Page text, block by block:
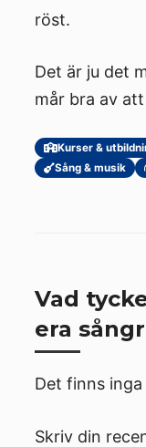
röst.
Det är ju det
mår bra av
Kurser &
Sång & musik
Vad
era
Det finns
Skriv din